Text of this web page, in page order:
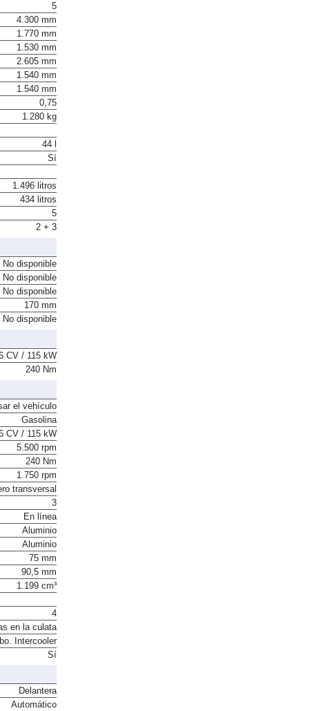
5
4.300 mm
1.770 mm
1.530 mm
2.605 mm
1.540 mm
1.540 mm
0,75
1.280 kg
44 l
Sí
1.496 litros
434 litros
5
2 + 3
No disponible
No disponible
No disponible
170 mm
No disponible
CV / 115 kW
240 Nm
el vehículo
Gasolina
CV / 115 kW
5.500 rpm
240 Nm
1.750 rpm
transversal
3
En línea
Aluminio
Aluminio
75 mm
90,5 mm
1.199 cm³
4
en la culata
Intercooler
Sí
Delantera
Automático